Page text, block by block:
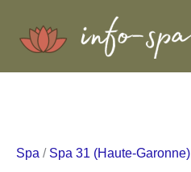
Spa / Spa 31 (Haute-Garonne)